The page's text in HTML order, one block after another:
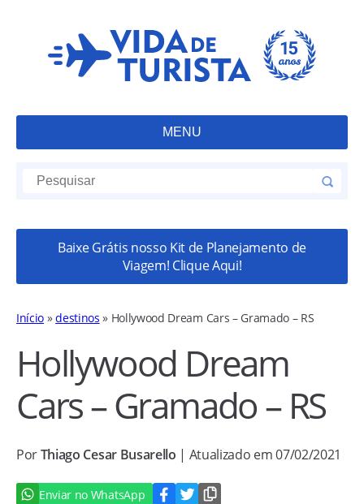
MENU
Baixe Grátis nosso Kit de Planejamento de
Viagem! Clique Aqui!
Início »destinos » Hollywood Dream Cars – Gramado – RS
Hollywood Dream
Cars – Gramado – RS
PorThiago Cesar Busarello | Atualizado em 07/02/2021
Enviar no WhatsApp